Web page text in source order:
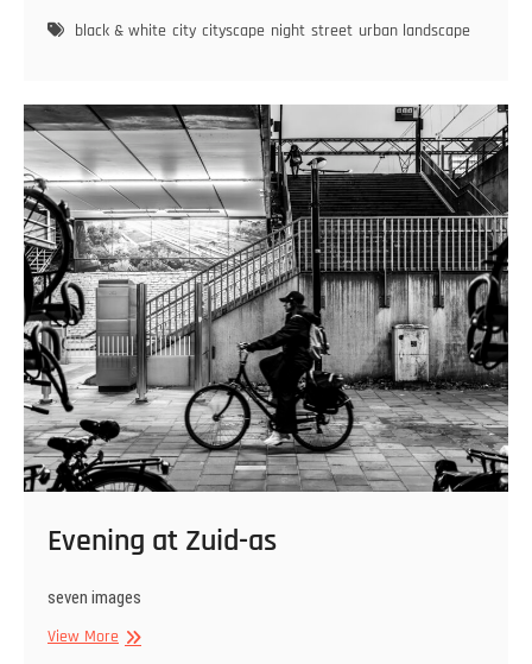
black & white city cityscape night street urban landscape
Evening at Zuid-as
seven images
View MoreEvening